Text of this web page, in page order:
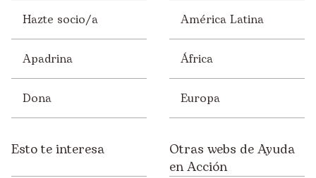
Hazte socio/a
Apadrina
Dona
América Latina
África
Europa
Esto te interesa
Otras webs de Ayuda
en Acción